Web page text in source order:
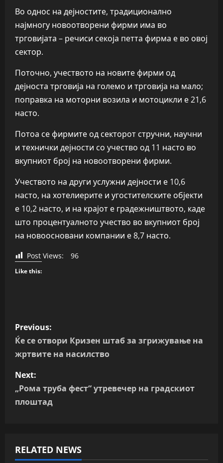
Во однос на дејностите, традиционално
најмногу новоотворени фирми има во
трговијата – речиси секоја петта фирма е во овој
сектор.
Поточно, учеството на новите фирми од
дејноста трговија на големо и трговија на мало;
поправка на моторни возила и мотоцикли е 21,6
насто.
Потоа се фирмите од секторот стручни, научни
и технички дејности со учество од 11 насто во
вкупниот број на новоотворени фирми.
Учеството на други услужни дејности е 10,6
насто, на хотелиерите и угостителските објекти
е 10,2 насто, и на крајот е градежништвото, каде
што процентуалното учество во вкупниот број
на новоосновани компании е 8,7 насто.
Post Views: 96
Like this:
P
o
t
n
v
Previous:
Ќе се отвори Кризен штаб за згрижување на
жртвите на насилство
Next:
„Рома труба фест“ утревечер на градскиот
плоштад
RELATED NEWS